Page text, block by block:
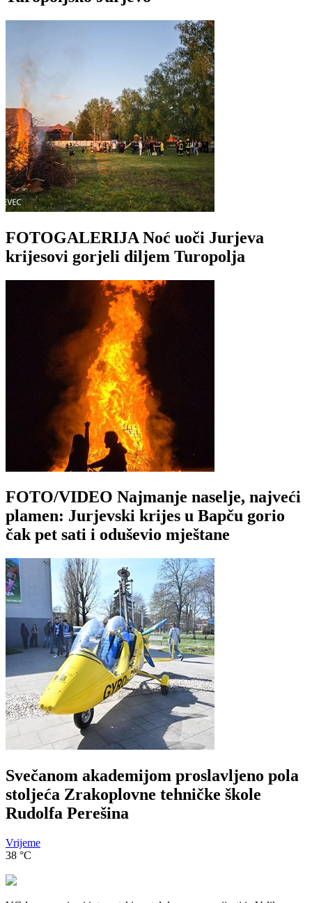
FOTOGALERIJA Noć uoči Jurjeva
krijesovi gorjeli diljem Turopolja
FOTO/VIDEO Najmanje naselje, najveći
plamen: Jurjevski krijes u Bapču gorio
čak pet sati i oduševio mještane
Svečanom akademijom proslavljeno pola
stoljeća Zrakoplovne tehničke škole
Rudolfa Perešina
Vrijeme
38 °C